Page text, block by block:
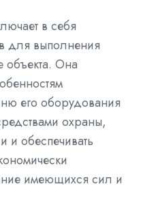
в себя
для выполнения
объекта. Она
его оборудования
охраны,
и обеспечивать
имеющихся сил и